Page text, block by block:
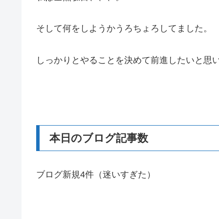
そして何をしようかうろちょろしてました。
しっかりとやることを決めて前進したいと思
本日のブログ記事数
ブログ新規4件（迷いすぎた）